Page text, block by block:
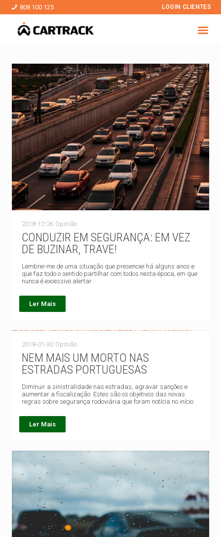
808 100 125 LOGIN CLIENTES
2018-12-26 Opinião
CONDUZIR EM SEGURANÇA: EM VEZ
DE BUZINAR, TRAVE!
Lembrei-me de uma situação que presenciei há alguns anos e
que faz todo o sentido partilhar com todos nesta época, em que
nunca é excessivo alertar
Ler Mais
2018-01-30 Opinião
NEM MAIS UM MORTO NAS
ESTRADAS PORTUGUESAS
Diminuir a sinistralidade nas estradas, agravar sanções e
aumentar a fiscalização. Estes são os objetivos das novas
regras sobre segurança rodoviária que foram notícia no início
Ler Mais